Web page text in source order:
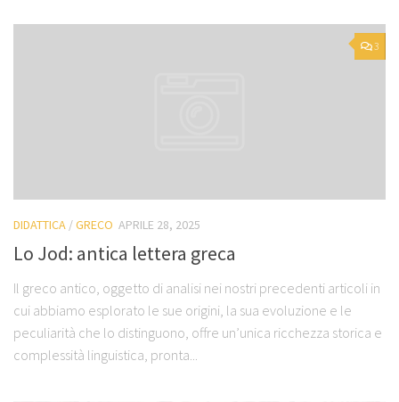
3
DIDATTICA /GRECO APRILE 28, 2025
Lo Jod: antica lettera greca
Il greco antico, oggetto di analisi nei nostri precedenti articoli in
cui abbiamo esplorato le sue origini, la sua evoluzione e le
peculiarità che lo distinguono, offre un’unica ricchezza storica e
complessità linguistica, pronta...